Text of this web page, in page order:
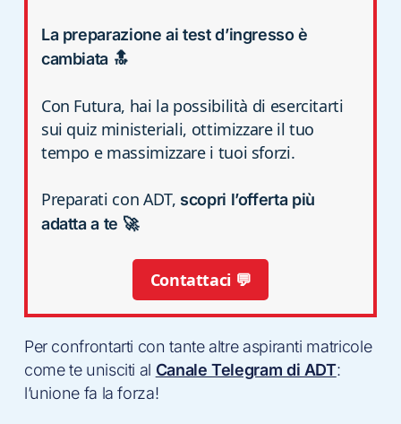
La preparazione ai test d’ingresso è
cambiata 🔝
Con Futura, hai la possibilità di esercitarti
sui quiz ministeriali, ottimizzare il tuo
tempo e massimizzare i tuoi sforzi.
Preparati con ADT, scopri l’offerta più
adatta a te 🚀
Contattaci 💬
Per confrontarti con tante altre aspiranti matricole
come te unisciti al Canale Telegram di ADT:
l’unione fa la forza!